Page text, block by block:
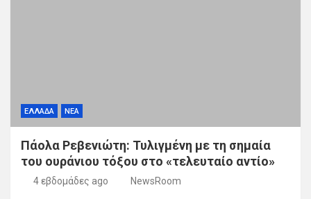
ΕΛΛΑΔΑ ΝΕΑ
Πάολα Ρεβενιώτη: Τυλιγμένη με τη σημαία
του ουράνιου τόξου στο «τελευταίο αντίο»
4 εβδομάδες ago NewsRoom